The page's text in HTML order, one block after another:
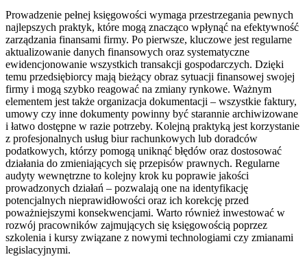
Prowadzenie pełnej księgowości wymaga przestrzegania pewnych
najlepszych praktyk, które mogą znacząco wpłynąć na efektywność
zarządzania finansami firmy. Po pierwsze, kluczowe jest regularne
aktualizowanie danych finansowych oraz systematyczne
ewidencjonowanie wszystkich transakcji gospodarczych. Dzięki
temu przedsiębiorcy mają bieżący obraz sytuacji finansowej swojej
firmy i mogą szybko reagować na zmiany rynkowe. Ważnym
elementem jest także organizacja dokumentacji – wszystkie faktury,
umowy czy inne dokumenty powinny być starannie archiwizowane
i łatwo dostępne w razie potrzeby. Kolejną praktyką jest korzystanie
z profesjonalnych usług biur rachunkowych lub doradców
podatkowych, którzy pomogą uniknąć błędów oraz dostosować
działania do zmieniających się przepisów prawnych. Regularne
audyty wewnętrzne to kolejny krok ku poprawie jakości
prowadzonych działań – pozwalają one na identyfikację
potencjalnych nieprawidłowości oraz ich korekcję przed
poważniejszymi konsekwencjami. Warto również inwestować w
rozwój pracowników zajmujących się księgowością poprzez
szkolenia i kursy związane z nowymi technologiami czy zmianami
legislacyjnymi.